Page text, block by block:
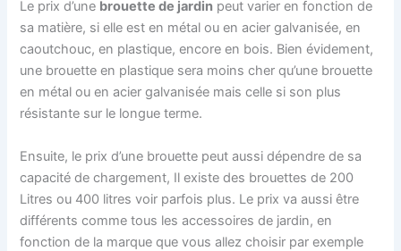
Le prix d’une brouette de jardin peut varier en fonction de
sa matière, si elle est en métal ou en acier galvanisée, en
caoutchouc, en plastique, encore en bois. Bien évidement,
une brouette en plastique sera moins cher qu’une brouette
en métal ou en acier galvanisée mais celle si son plus
résistante sur le longue terme.
Ensuite, le prix d’une brouette peut aussi dépendre de sa
capacité de chargement, Il existe des brouettes de 200
Litres ou 400 litres voir parfois plus. Le prix va aussi être
différents comme tous les accessoires de jardin, en
fonction de la marque que vous allez choisir par exemple